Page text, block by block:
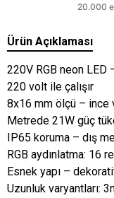
Ürün Açıklaması
220V RGB neon
220 volt ile çalışır
8x16 mm ölçü – ince
Metrede 21W güç
IP65 koruma – dış
RGB aydınlatma: 16
Esnek yapı –
Uzunluk varyantları: